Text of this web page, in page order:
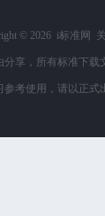
© 2026 i标准网
享，所有标准下
考使用，请以正